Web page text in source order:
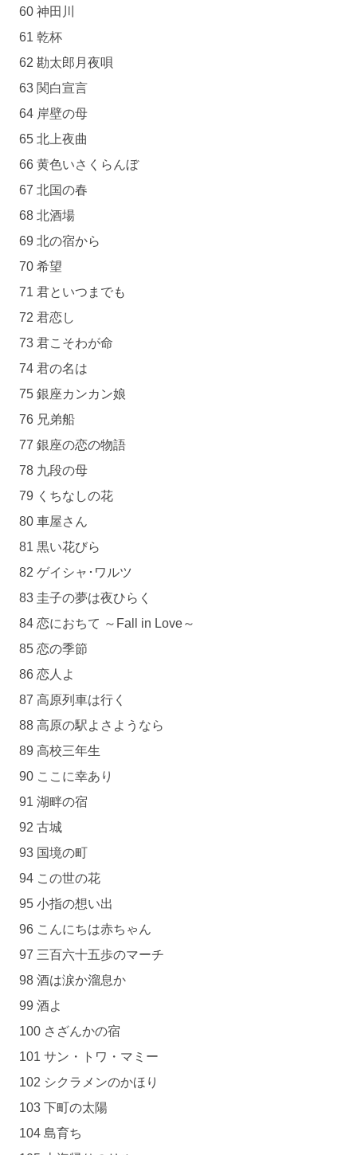
60 神田川
61 乾杯
62 勘太郎月夜唄
63 関白宣言
64 岸壁の母
65 北上夜曲
66 黄色いさくらんぼ
67 北国の春
68 北酒場
69 北の宿から
70 希望
71 君といつまでも
72 君恋し
73 君こそわが命
74 君の名は
75 銀座カンカン娘
76 兄弟船
77 銀座の恋の物語
78 九段の母
79 くちなしの花
80 車屋さん
81 黒い花びら
82 ゲイシャ･ワルツ
83 圭子の夢は夜ひらく
84 恋におちて ～Fall in Love～
85 恋の季節
86 恋人よ
87 高原列車は行く
88 高原の駅よさようなら
89 高校三年生
90 ここに幸あり
91 湖畔の宿
92 古城
93 国境の町
94 この世の花
95 小指の想い出
96 こんにちは赤ちゃん
97 三百六十五歩のマーチ
98 酒は涙か溜息か
99 酒よ
100 さざんかの宿
101 サン・トワ・マミー
102 シクラメンのかほり
103 下町の太陽
104 島育ち